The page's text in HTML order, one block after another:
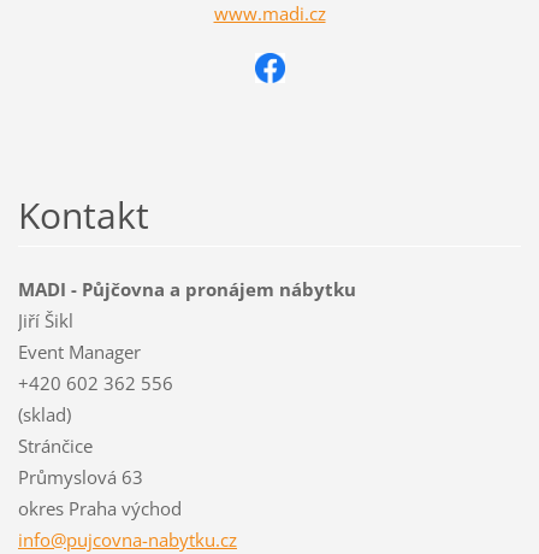
www.madi.cz
Kontakt
MADI - Půjčovna a pronájem nábytku
Jiří Šikl
Event Manager
+420 602 362 556
(sklad)
Stránčice
Průmyslová 63
okres Praha východ
info@pujcovna-nabytku.cz